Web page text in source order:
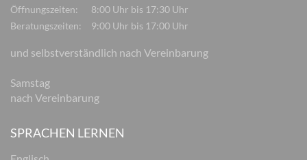
Öffnungszeiten:
8:00 Uhr bis 17:30 Uhr
Beratungszeiten:
9:00 Uhr bis 17:00 Uhr
und selbstverständlich nach Vereinbarung
Samstag
nach Vereinbarung
SPRACHEN LERNEN